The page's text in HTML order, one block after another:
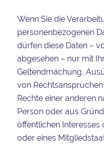
Wenn Sie die
personenbezogenen
dürfen diese Daten –
abgesehen – nur mit
Geltendmachung,
von
Rechte einer anderen
Person oder aus
öffentlichen Interesses
oder eines